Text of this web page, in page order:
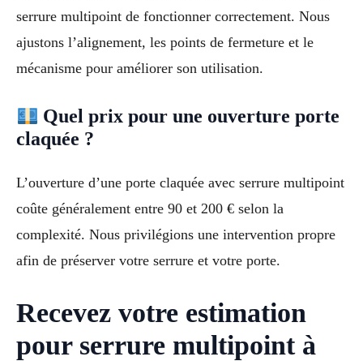
serrure multipoint de fonctionner correctement. Nous
ajustons l’alignement, les points de fermeture et le
mécanisme pour améliorer son utilisation.
Quel prix pour une ouverture porte
claquée ?
L’ouverture d’une porte claquée avec serrure multipoint
coûte généralement entre 90 et 200 € selon la
complexité. Nous privilégions une intervention propre
afin de préserver votre serrure et votre porte.
Recevez votre estimation
pour serrure multipoint à